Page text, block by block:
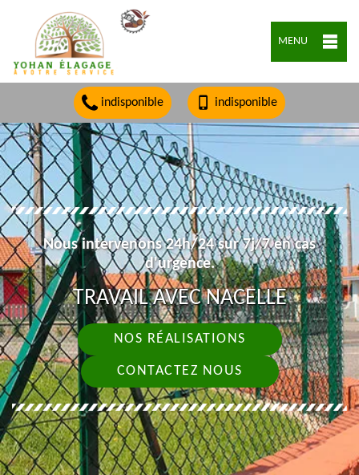
MENU
indisponible indisponible
Nous intervenons 24h/24 sur 7j/7 en cas
d'urgence.
TRAVAIL AVEC NACELLE
NOS RÉALISATIONS
CONTACTEZ NOUS